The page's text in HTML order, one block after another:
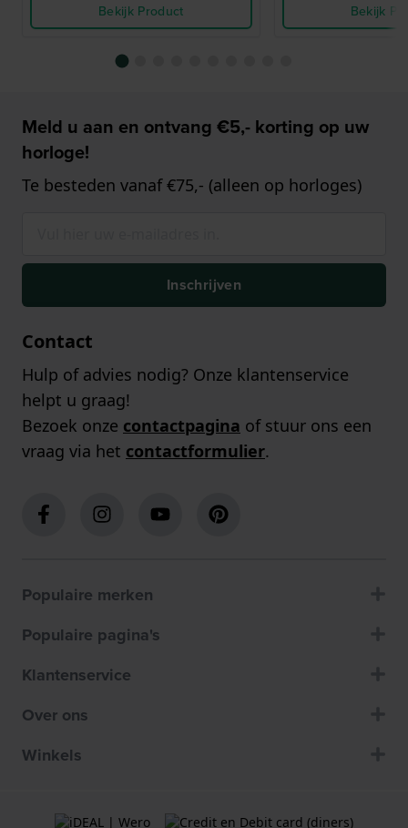
Bekijk Product
Bekijk
Meld u aan en ontvang €5,- korting op uw
horloge!
Te besteden vanaf €75,- (alleen op horloges)
Inschrijven
Contact
Hulp of advies nodig? Onze klantenservice
helpt u graag!
Bezoek onze contactpagina of stuur ons een
vraag via het contactformulier.
Populaire merken
Populaire pagina's
Klantenservice
Over ons
Winkels